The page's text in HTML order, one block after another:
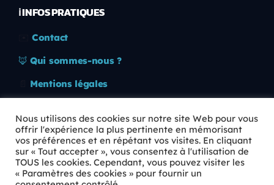
ℹ️ INFOS PRATIQUES
Contact
🦊 Qui sommes-nous ?
Mentions légales
🛡️ RGPD
Copyright © 2026 Animkids. Tous droits réservés.
Nous utilisons des cookies sur notre site Web pour vous
offrir l'expérience la plus pertinente en mémorisant
vos préférences et en répétant vos visites. En cliquant
sur « Tout accepter », vous consentez à l'utilisation de
TOUS les cookies. Cependant, vous pouvez visiter les
« Paramètres des cookies » pour fournir un